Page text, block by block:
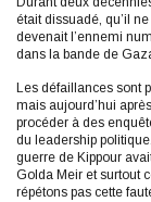
était dissuadé, qu’il
devenait l’ennemi
dans la bande de
Les défaillances sont
mais aujourd’hui
procéder à des
du leadership
guerre de Kippour
Golda Meir et surtout
répétons pas cette